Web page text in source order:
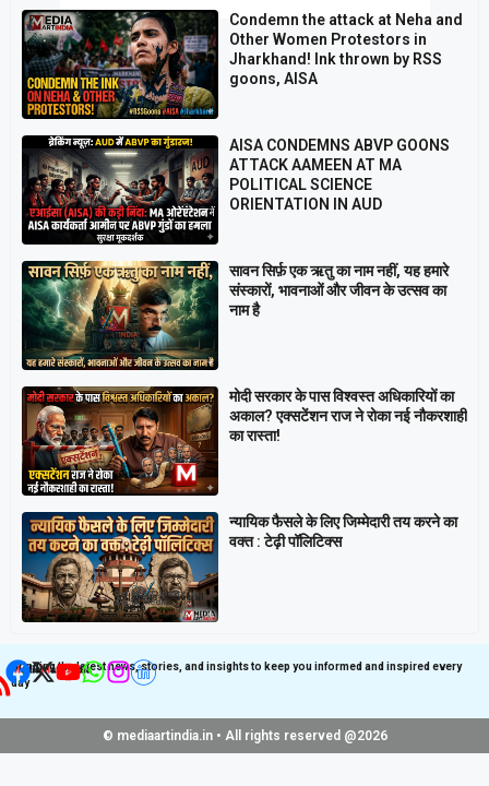
Condemn the attack at Neha and
Other Women Protestors in
Jharkhand! Ink thrown by RSS
goons, AISA
AISA CONDEMNS ABVP GOONS
ATTACK AAMEEN AT MA
POLITICAL SCIENCE
ORIENTATION IN AUD
सावन सिर्फ़ एक ऋतु का नाम नहीं, यह हमारे
संस्कारों, भावनाओं और जीवन के उत्सव का
नाम है
मोदी सरकार के पास विश्वस्त अधिकारियों का
अकाल? एक्सटेंशन राज ने रोका नई नौकरशाही
का रास्ता!
न्यायिक फैसले के लिए जिम्मेदारी तय करने का
वक्त : टेढ़ी पॉलिटिक्स
Bringing the latest news, stories, and insights to keep you informed and inspired every
day
Follow us on Social
Media
Get latest update on
Social Media
© mediaartindia.in • All rights reserved @2026